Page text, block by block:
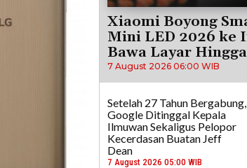
Xiaomi Boyong
Mini LED 2026 ke
Bawa Layar
7 August 2026 06:00 WIB
Setelah 27 Tahun Bergabung,
Google Ditinggal Kepala
Ilmuwan Sekaligus Pelopor
Kecerdasan Buatan Jeff
Dean
7 August 2026 05:00 WIB